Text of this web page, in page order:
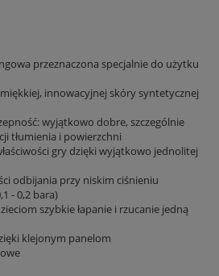
przeznaczona specjalnie do użytku
innowacyjnej skóry syntetycznej
wyjątkowo dobre, szczególnie
tłumienia i powierzchni
gry dzięki wyjątkowo jednolitej
odbijania przy niskim ciśnieniu
- 0,2 bara)
szybkie łapanie i rzucanie jedną
klejonym panelom